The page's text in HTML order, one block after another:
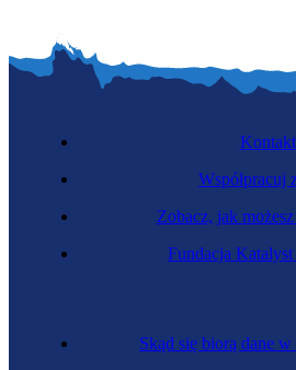
Skąd się biorą dane
Kontakt
Współpracuj
Zobacz, jak
Fundacja